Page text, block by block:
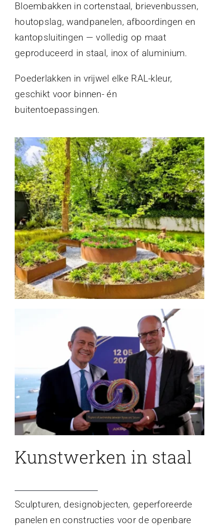
Bloembakken in cortenstaal, brievenbussen,
houtopslag, wandpanelen, afboordingen en
kantopsluitingen — volledig op maat
geproduceerd in staal, inox of aluminium.
Poederlakken in vrijwel elke RAL-kleur,
geschikt voor binnen- én
buitentoepassingen.
Kunstwerken in staal
Sculpturen, designobjecten, geperforeerde
panelen en constructies voor de openbare